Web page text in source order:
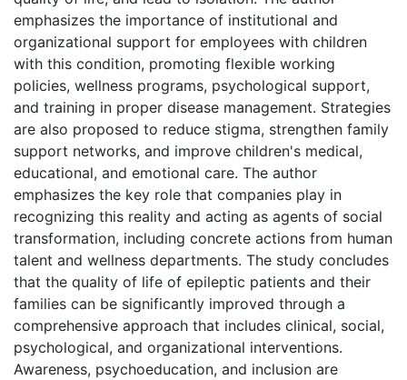
emphasizes the importance of institutional and
organizational support for employees with children
with this condition, promoting flexible working
policies, wellness programs, psychological support,
and training in proper disease management. Strategies
are also proposed to reduce stigma, strengthen family
support networks, and improve children's medical,
educational, and emotional care. The author
emphasizes the key role that companies play in
recognizing this reality and acting as agents of social
transformation, including concrete actions from human
talent and wellness departments. The study concludes
that the quality of life of epileptic patients and their
families can be significantly improved through a
comprehensive approach that includes clinical, social,
psychological, and organizational interventions.
Awareness, psychoeducation, and inclusion are